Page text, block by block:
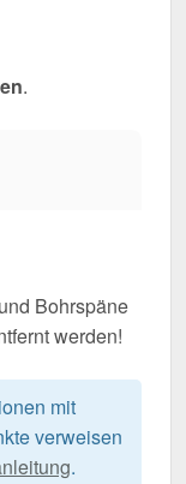
.
Bohrspäne
werden!
mit
verweisen
.